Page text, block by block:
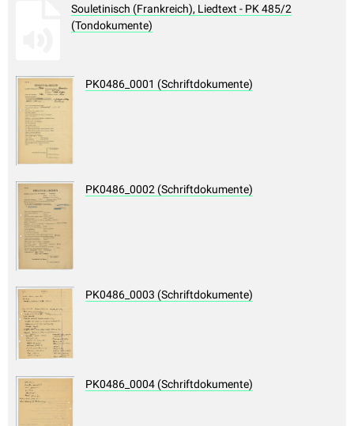
Souletinisch (Frankreich), Liedtext - PK 485/2
(Tondokumente)
PK0486_0001 (Schriftdokumente)
PK0486_0002 (Schriftdokumente)
PK0486_0003 (Schriftdokumente)
PK0486_0004 (Schriftdokumente)